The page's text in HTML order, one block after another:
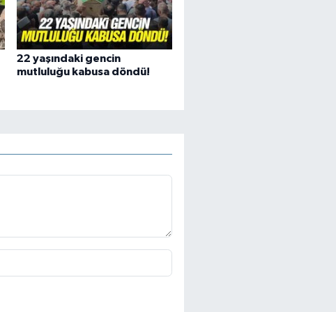
22 yaşındaki gencin
mutluluğu kabusa döndü!